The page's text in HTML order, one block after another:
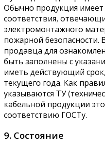
Обычно продукция
соответствия,
электромонтажного
пожарной безопасности.
продавца для
быть заполнены с
иметь действующий
текущего года. Как
указываются ТУ
кабельной продукции
соответствию ГОСТу.
9. Состояние